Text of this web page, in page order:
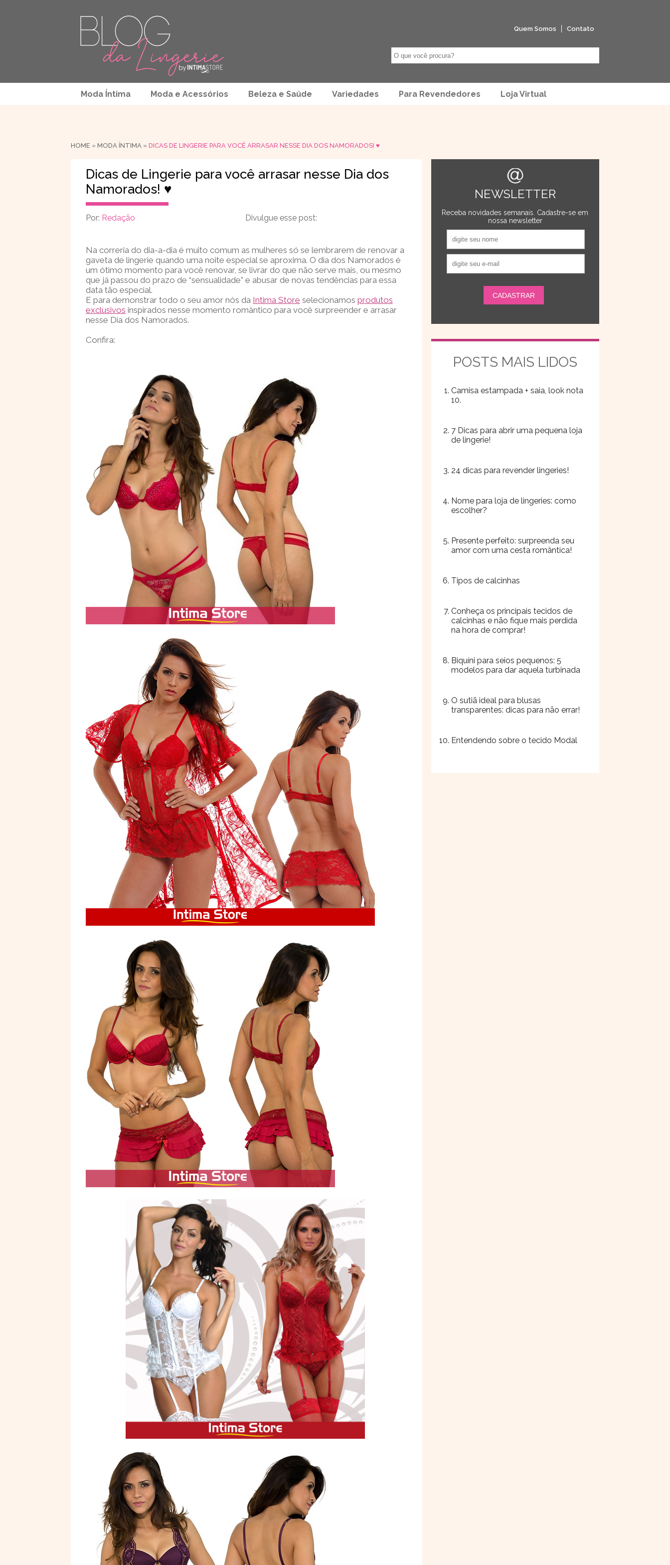
Quem Somos Contato
Moda Íntima Moda e Acessórios Beleza e Saúde Variedades Para Revendedores Loja Virtual
HOME » MODA ÍNTIMA » DICAS DE LINGERIE PARA VOCÊ ARRASAR NESSE DIA DOS NAMORADOS! ♥
Dicas de Lingerie para você arrasar nesse Dia dos
Namorados! ♥
Por: Redação Divulgue esse post:
Na correria do dia-a-dia é muito comum as mulheres só se lembrarem de renovar a
gaveta de lingerie quando uma noite especial se aproxima. O dia dos Namorados é
um ótimo momento para você renovar, se livrar do que não serve mais, ou mesmo
que já passou do prazo de “sensualidade” e abusar de novas tendências para essa
data tão especial.
E para demonstrar todo o seu amor nós da Intima Store selecionamos produtos
exclusivos inspirados nesse momento romântico para você surpreender e arrasar
nesse Dia dos Namorados.
Confira:
NEWSLETTER
Receba novidades semanais. Cadastre-se em
nossa newsletter
POSTS MAIS LIDOS
Camisa estampada + saia, look nota
10.
7 Dicas para abrir uma pequena loja
de lingerie!
24 dicas para revender lingeries!
Nome para loja de lingeries: como
escolher?
Presente perfeito: surpreenda seu
amor com uma cesta romântica!
Tipos de calcinhas
Conheça os principais tecidos de
calcinhas e não fique mais perdida
na hora de comprar!
Biquíni para seios pequenos: 5
modelos para dar aquela turbinada
O sutiã ideal para blusas
transparentes: dicas para não errar!
Entendendo sobre o tecido Modal